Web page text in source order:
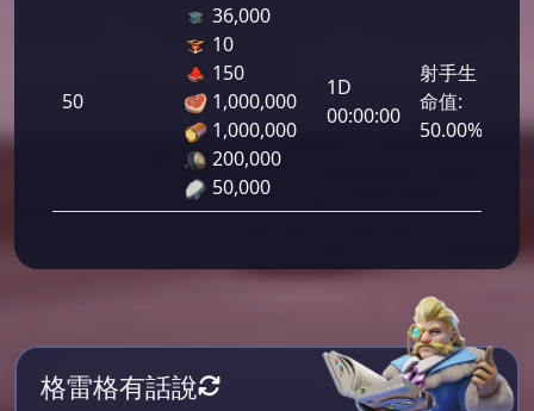
50
36,000
10
150
1,000,000
1,000,000
200,000
50,000
1D
00:00:00
射手生
命值:
50.00%
格雷格有話說